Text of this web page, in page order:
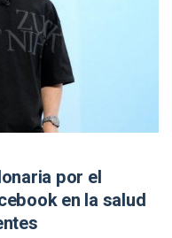
por el
en la salud